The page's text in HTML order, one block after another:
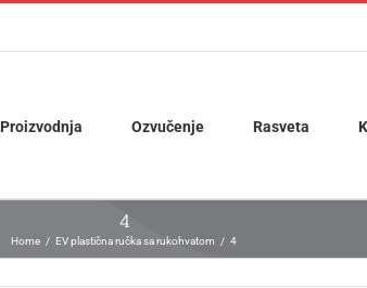
Proizvodnja Ozvučenje Rasveta
4
Home EV plastična ručka sa rukohvatom 4